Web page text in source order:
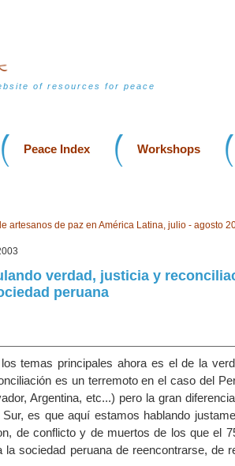
of resources for peace
Peace Index Workshops
artesanos de paz en América Latina, julio - agosto
verdad, justicia y
peruana
temas principales ahora es el de la
es un terremoto en el caso del
Argentina, etc...) pero la gran
es que aquí estamos hablando
de conflicto y de muertos de los que el
la sociedad peruana de reencontrarse, de